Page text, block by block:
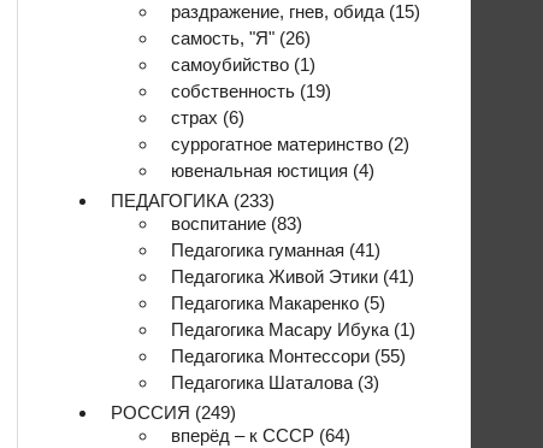
раздражение, гнев, обида (15)
самость, "Я" (26)
самоубийство (1)
собственность (19)
страх (6)
суррогатное материнство (2)
ювенальная юстиция (4)
ПЕДАГОГИКА (233)
воспитание (83)
Педагогика гуманная (41)
Педагогика Живой Этики (41)
Педагогика Макаренко (5)
Педагогика Масару Ибука (1)
Педагогика Монтессори (55)
Педагогика Шаталова (3)
РОССИЯ (249)
вперёд – к СССР (64)